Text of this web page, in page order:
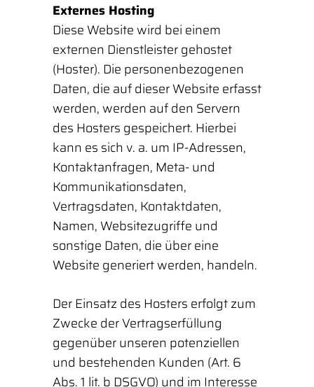
Externes Hosting
Diese Website wird bei einem
externen Dienstleister gehostet
(Hoster). Die personenbezogenen
Daten, die auf dieser Website erfasst
werden, werden auf den Servern
des Hosters gespeichert. Hierbei
kann es sich v. a. um IP-Adressen,
Kontaktanfragen, Meta- und
Kommunikationsdaten,
Vertragsdaten, Kontaktdaten,
Namen, Websitezugriffe und
sonstige Daten, die über eine
Website generiert werden, handeln.
Der Einsatz des Hosters erfolgt zum
Zwecke der Vertragserfüllung
gegenüber unseren potenziellen
und bestehenden Kunden (Art. 6
Abs. 1 lit. b DSGVO) und im Interesse